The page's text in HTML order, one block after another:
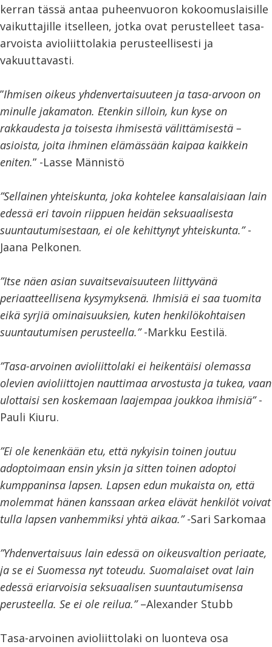
kerran tässä antaa puheenvuoron kokoomuslaisille
vaikuttajille itselleen, jotka ovat perustelleet tasa-
arvoista avioliittolakia perusteellisesti ja
vakuuttavasti.
”Ihmisen oikeus yhdenvertaisuuteen ja tasa-arvoon on
minulle jakamaton. Etenkin silloin, kun kyse on
rakkaudesta ja toisesta ihmisestä välittämisestä –
asioista, joita ihminen elämässään kaipaa kaikkein
eniten.” -Lasse Männistö
”Sellainen yhteiskunta, joka kohtelee kansalaisiaan lain
edessä eri tavoin riippuen heidän seksuaalisesta
suuntautumisestaan, ei ole kehittynyt yhteiskunta.”-
Jaana Pelkonen.
”Itse näen asian suvaitsevaisuuteen liittyvänä
periaatteellisena kysymyksenä. Ihmisiä ei saa tuomita
eikä syrjiä ominaisuuksien, kuten henkilökohtaisen
suuntautumisen perusteella.”-Markku Eestilä.
”Tasa-arvoinen avioliittolaki ei heikentäisi olemassa
olevien avioliittojen nauttimaa arvostusta ja tukea, vaan
ulottaisi sen koskemaan laajempaa joukkoa ihmisiä”-
Pauli Kiuru.
”Ei ole kenenkään etu, että nykyisin toinen joutuu
adoptoimaan ensin yksin ja sitten toinen adoptoi
kumppaninsa lapsen. Lapsen edun mukaista on, että
molemmat hänen kanssaan arkea elävät henkilöt voivat
tulla lapsen vanhemmiksi yhtä aikaa.”-Sari Sarkomaa
”Yhdenvertaisuus lain edessä on oikeusvaltion periaate,
ja se ei Suomessa nyt toteudu. Suomalaiset ovat lain
edessä eriarvoisia seksuaalisen suuntautumisensa
perusteella. Se ei ole reilua.”–Alexander Stubb
Tasa-arvoinen avioliittolaki on luonteva osa